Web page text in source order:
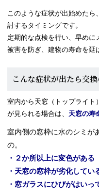
このような症状が出始めた
討するタイミングです。
定期的な点検を行い、早めに
被害を防ぎ、建物の寿命を延
こんな症状が出たら交換
室内から天窓（トップライト
が見られる場合は、 天窓の寿
室内側の窓枠に水のシミが
の。
・２か所以上に変色がある
・天窓の窓枠が劣化してい
・窓ガラスにひびがはいっ